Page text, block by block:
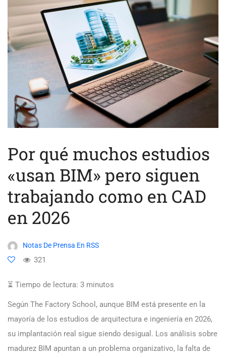
Por qué muchos estudios
«usan BIM» pero siguen
trabajando como en CAD
en 2026
Notas De Prensa En RSS
321
⏳ Tiempo de lectura: 3 minutos
Según The Factory School, aunque BIM está presente en la
mayoría de los estudios de arquitectura e ingeniería en 2026,
su implantación real sigue siendo desigual. Los análisis sobre
madurez BIM apuntan a un problema organizativo, la falta de